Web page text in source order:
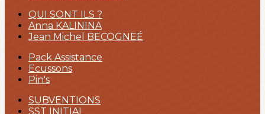
QUI SONT ILS ?
Anna KALININA
Jean Michel BECOGNEÉ
Pack Assistance
Ecussons
Pin's
SUBVENTIONS
SST INITIAL